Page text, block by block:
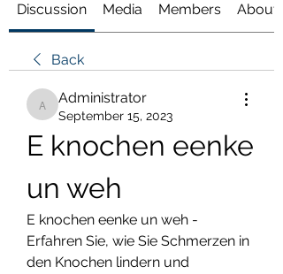
Discussion Media Members About
Back
Administrator
Administrator
September 15, 2023
E knochen eenke
un weh
E knochen eenke un weh -
Erfahren Sie, wie Sie Schmerzen in
den Knochen lindern und